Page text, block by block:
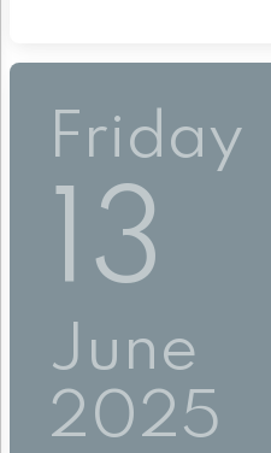
Friday
13
June
2025